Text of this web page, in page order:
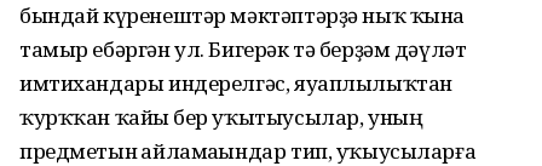
бындай күренештәр мәктәптәрҙә ныҡ ҡына
тамыр ебәргән ул. Бигерәк тә берҙәм дәүләт
имтихандары индерелгәс, яуаплылыҡтан
ҡурҡҡан ҡайһы бер уҡытыусылар, уның
предметын һайламаһындар тип, уҡыусыларға